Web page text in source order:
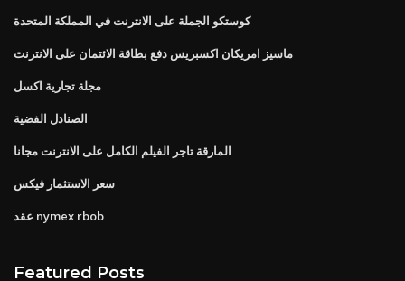
كوستكو الجملة على الانترنت في المملكة المتحدة
ماسيز امريكان اكسبريس دفع بطاقة الائتمان على الانترنت
مجلة تجارية اكسل
الصنادل الفضية
المارقة تاجر الفيلم الكامل على الانترنت مجانا
سعر الاستثمار فيكس
عقد nymex rbob
Featured Posts